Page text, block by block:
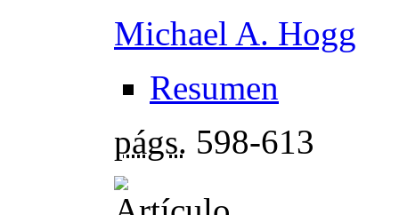
Michael A. Hogg
Resumen
págs. 598-613